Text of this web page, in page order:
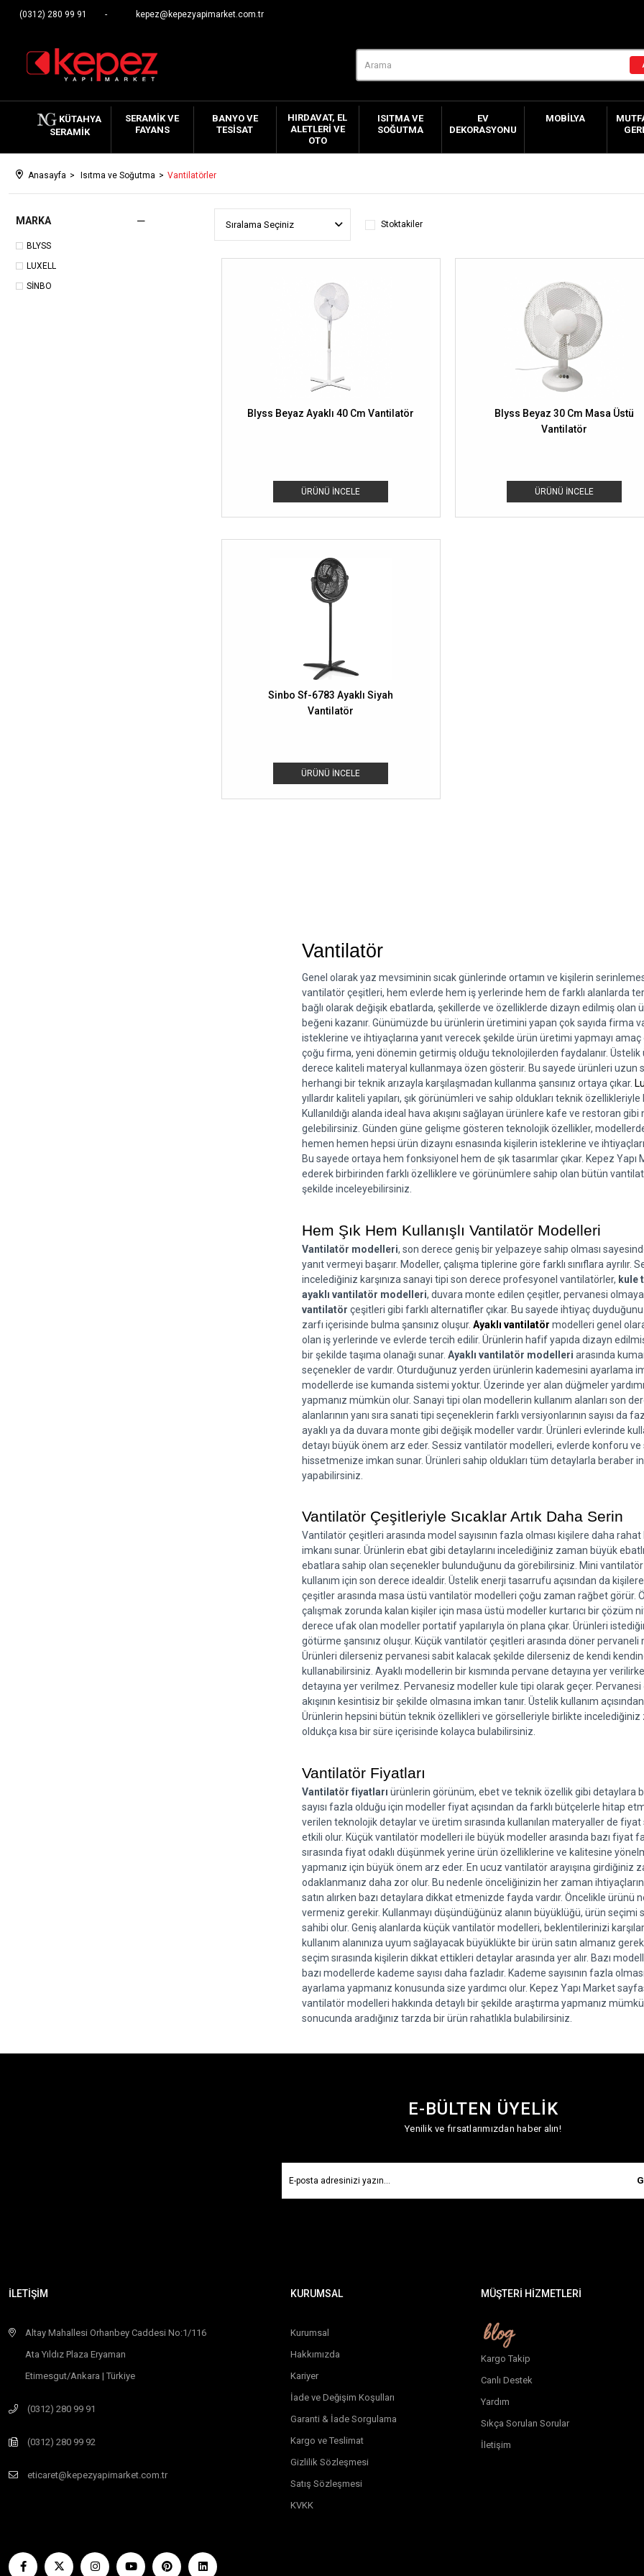
(0312) 280 99 91 kepez@kepezyapimarket.com.tr
KÜTAHYA
SERAMIK
SERAMIK VE
FAYANS
BANYO VE
TESISAT
HIRDAVAT, EL
ALETLERI VE
OTO
ISITMA VE
SOĞUTMA
EV
DEKORASYONU
MOBILYA
Anasayfa Isıtma ve Soğutma Vantilatörler
MARKA
BLYSS
LUXELL
SİNBO
Stoktakiler
ÜRÜNÜ İNCELE
Blyss Beyaz Ayaklı 40 Cm Vantilatör
ÜRÜNÜ İNCELE
Blyss Beyaz 30 Cm Masa Üstü
Vantilatör
ÜRÜNÜ İNCELE
Sinbo Sf-6783 Ayaklı Siyah
Vantilatör
Vantilatör
Genel olarak yaz mevsiminin sıcak günlerinde ortamın ve kişilerin serinlemesi
vantilatör çeşitleri, hem evlerde hem iş yerlerinde hem de farklı alanlarda
bağlı olarak değişik ebatlarda, şekillerde ve özelliklerde dizayn edilmiş olan
beğeni kazanır. Günümüzde bu ürünlerin üretimini yapan çok sayıda firma
isteklerine ve ihtiyaçlarına yanıt verecek şekilde ürün üretimi yapmayı
çoğu firma, yeni dönemin getirmiş olduğu teknolojilerden faydalanır. Üstelik
derece kaliteli materyal kullanmaya özen gösterir. Bu sayede ürünleri uzun
herhangi bir teknik arızayla karşılaşmadan kullanma şansınız ortaya çıkar.
yıllardır kaliteli yapıları, şık görünümleri ve sahip oldukları teknik
Kullanıldığı alanda ideal hava akışını sağlayan ürünlere kafe ve restoran
gelebilirsiniz. Günden güne gelişme gösteren teknolojik özellikler,
hemen hemen hepsi ürün dizaynı esnasında kişilerin isteklerine ve
Bu sayede ortaya hem fonksiyonel hem de şık tasarımlar çıkar. Kepez Yapı
ederek birbirinden farklı özelliklere ve görünümlere sahip olan bütün
şekilde inceleyebilirsiniz.
Hem Şık Hem Kullanışlı Vantilatör Modelleri
Vantilatör modelleri, son derece geniş bir yelpazeye sahip olması
yanıt vermeyi başarır. Modeller, çalışma tiplerine göre farklı sınıflara ayrılır.
incelediğiniz karşınıza sanayi tipi son derece profesyonel vantilatörler, kule
ayaklı vantilatör modelleri, duvara monte edilen çeşitler, pervanesi
vantilatör çeşitleri gibi farklı alternatifler çıkar. Bu sayede ihtiyaç
zarfı içerisinde bulma şansınız oluşur. Ayaklı vantilatör modelleri genel
olan iş yerlerinde ve evlerde tercih edilir. Ürünlerin hafif yapıda dizayn
bir şekilde taşıma olanağı sunar. Ayaklı vantilatör modelleri arasında
seçenekler de vardır. Oturduğunuz yerden ürünlerin kademesini ayarlama
modellerde ise kumanda sistemi yoktur. Üzerinde yer alan düğmeler
yapmanız mümkün olur. Sanayi tipi olan modellerin kullanım alanları son
alanlarının yanı sıra sanati tipi seçeneklerin farklı versiyonlarının sayısı da
ayaklı ya da duvara monte gibi değişik modeller vardır. Ürünleri evlerinde
detayı büyük önem arz eder. Sessiz vantilatör modelleri, evlerde konforu
hissetmenize imkan sunar. Ürünleri sahip oldukları tüm detaylarla beraber
yapabilirsiniz.
Vantilatör Çeşitleriyle Sıcaklar Artık Daha Serin
Vantilatör çeşitleri arasında model sayısının fazla olması kişilere daha
imkanı sunar. Ürünlerin ebat gibi detaylarını incelediğiniz zaman büyük
ebatlara sahip olan seçenekler bulunduğunu da görebilirsiniz. Mini
kullanım için son derece idealdir. Üstelik enerji tasarrufu açısından da
çeşitler arasında masa üstü vantilatör modelleri çoğu zaman rağbet görür.
çalışmak zorunda kalan kişiler için masa üstü modeller kurtarıcı bir çözüm
derece ufak olan modeller portatif yapılarıyla ön plana çıkar. Ürünleri
götürme şansınız oluşur. Küçük vantilatör çeşitleri arasında döner
Ürünleri dilerseniz pervanesi sabit kalacak şekilde dilerseniz de kendi
kullanabilirsiniz. Ayaklı modellerin bir kısmında pervane detayına yer
detayına yer verilmez. Pervanesiz modeller kule tipi olarak geçer.
akışının kesintisiz bir şekilde olmasına imkan tanır. Üstelik kullanım
Ürünlerin hepsini bütün teknik özellikleri ve görselleriyle birlikte incelediğiniz
oldukça kısa bir süre içerisinde kolayca bulabilirsiniz.
Vantilatör Fiyatları
Vantilatör fiyatları ürünlerin görünüm, ebet ve teknik özellik gibi detaylara
sayısı fazla olduğu için modeller fiyat açısından da farklı bütçelerle hitap
verilen teknolojik detaylar ve üretim sırasında kullanılan materyaller de
etkili olur. Küçük vantilatör modelleri ile büyük modeller arasında bazı fiyat
sırasında fiyat odaklı düşünmek yerine ürün özelliklerine ve kalitesine
yapmanız için büyük önem arz eder. En ucuz vantilatör arayışına girdiğiniz
odaklanmanız daha zor olur. Bu nedenle önceliğinizin her zaman
satın alırken bazı detaylara dikkat etmenizde fayda vardır. Öncelikle ürünü
vermeniz gerekir. Kullanmayı düşündüğünüz alanın büyüklüğü, ürün seçimi
sahibi olur. Geniş alanlarda küçük vantilatör modelleri, beklentilerinizi
kullanım alanınıza uyum sağlayacak büyüklükte bir ürün satın almanız
seçim sırasında kişilerin dikkat ettikleri detaylar arasında yer alır. Bazı
bazı modellerde kademe sayısı daha fazladır. Kademe sayısının fazla
ayarlama yapmanız konusunda size yardımcı olur. Kepez Yapı Market
vantilatör modelleri hakkında detaylı bir şekilde araştırma yapmanız
sonucunda aradığınız tarzda bir ürün rahatlıkla bulabilirsiniz.
E-BÜLTEN ÜYELİK
Yenilik ve fırsatlarımızdan haber alın!
İLETİŞİM
Altay Mahallesi Orhanbey Caddesi No:1/116
Ata Yıldız Plaza Eryaman
Etimesgut/Ankara | Türkiye
(0312) 280 99 91
(0312) 280 99 92
eticaret@kepezyapimarket.com.tr
KURUMSAL
Kurumsal
Hakkımızda
Kariyer
İade ve Değişim Koşulları
Garanti & İade Sorgulama
Kargo ve Teslimat
Gizlilik Sözleşmesi
Satış Sözleşmesi
KVKK
MÜŞTERİ HİZMETLERİ
Kargo Takip
Canlı Destek
Yardım
Sıkça Sorulan Sorular
İletişim